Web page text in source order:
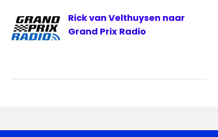
Rick van Velthuysen naar
Grand Prix Radio